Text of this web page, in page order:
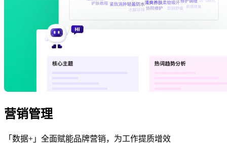
营销管理
「数据+」全面赋能品牌营销，为工作提质增效